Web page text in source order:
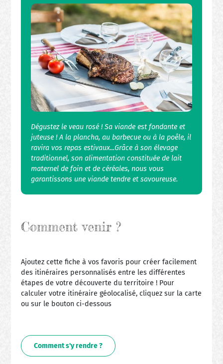
Dégustez le veau rosé ! Sa viande est fondante et
juteuse ! A la plancha, au barbecue ou à la poêle, il
ravira vos repas estivaux...Grâce à son élevage
traditionnel, son alimentation constituée de lait
maternel de foin et de céréales, nous vous
garantissons une viande tendre et savoureuse.
Comment venir ?
Ajoutez cette fiche à vos favoris pour créer facilement
des itinéraires personnalisés entre les différentes
étapes de votre découverte du territoire ! Pour
calculer votre itinéraire géolocalisé, cliquez sur la carte
ou sur le bouton ci-dessous
Comment s'y rendre ?